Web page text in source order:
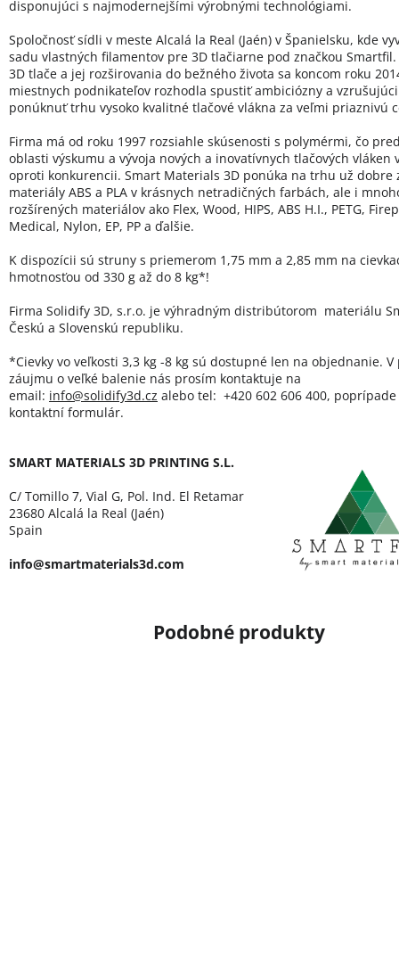
disponujúci s najmodernejšími výrobnými technológiami.
Spoločnosť sídli v meste Alcalá la Real (Jaén) v Španielsku, kde
sadu vlastných filamentov pre 3D tlačiarne pod značkou Smartfil.
3D tlače a jej rozširovania do bežného života sa koncom roku
miestnych podnikateľov rozhodla spustiť ambiciózny a
ponúknuť trhu vysoko kvalitné tlačové vlákna za veľmi priaznivú
Firma má od roku 1997 rozsiahle skúsenosti s polymérmi, čo
oblasti výskumu a vývoja nových a inovatívnych tlačových vláken
oproti konkurencii. Smart Materials 3D ponúka na trhu už dobre
materiály ABS a PLA v krásnych netradičných farbách, ale i
rozšírených materiálov ako Flex, Wood, HIPS, ABS H.I., PETG,
Medical, Nylon, EP, PP a ďalšie.
K dispozícii sú struny s priemerom 1,75 mm a 2,85 mm na
hmotnosťou od 330 g až do 8 kg*!
Firma Solidify 3D, s.r.o. je výhradným distribútorom materiálu
Českú a Slovenskú republiku.
*Cievky vo veľkosti 3,3 kg -8 kg sú dostupné len na objednanie.
záujmu o veľké balenie nás prosím kontaktuje na
email: info@solidify3d.cz alebo tel: +420 602 606 400,
kontaktní formulár.
SMART MATERIALS 3D PRINTING S.L.
C/ Tomillo 7, Vial G, Pol. Ind. El Retamar
23680 Alcalá la Real (Jaén)
Spain
info@smartmaterials3d.com